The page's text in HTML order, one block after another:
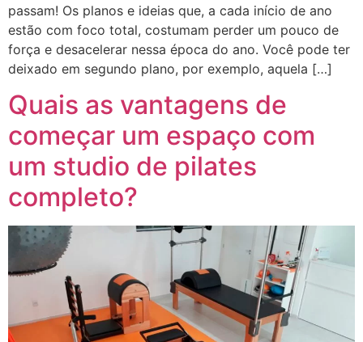
passam! Os planos e ideias que, a cada início de ano
estão com foco total, costumam perder um pouco de
força e desacelerar nessa época do ano. Você pode ter
deixado em segundo plano, por exemplo, aquela […]
Quais as vantagens de
começar um espaço com
um studio de pilates
completo?